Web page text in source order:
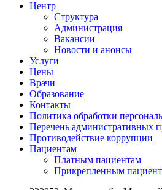
Центр
Структура
Администрация
Вакансии
Новости и анонсы
Услуги
Цены
Врачи
Образование
Контакты
Политика обработки
Перечень административных
Противодействие коррупции
Пациентам
Платным пациентам
Прикрепленным